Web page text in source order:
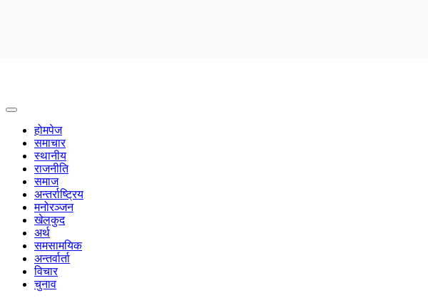
होमपेज
समाचार
स्थानीय
राजनीति
समाज
अन्तर्राष्ट्रिय
मनोरञ्जन
खेलकुद
अर्थ
समसामयिक
अन्तर्वार्ता
विचार
चुनाव